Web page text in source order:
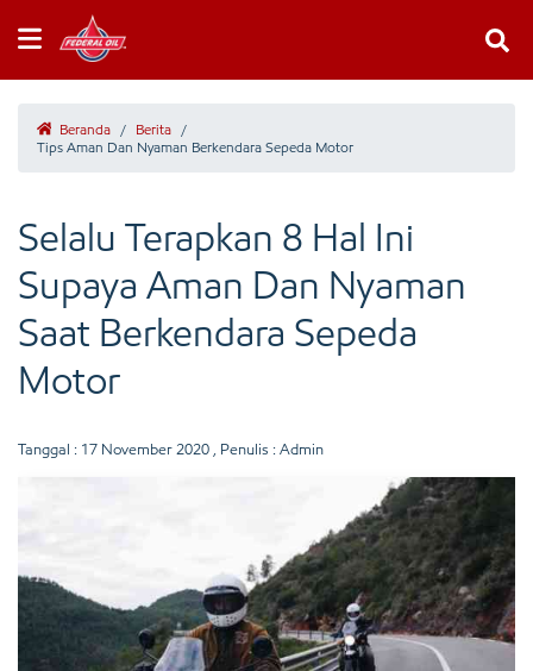
Beranda / Berita /
Tips Aman Dan Nyaman Berkendara Sepeda Motor
Selalu Terapkan 8 Hal Ini
Supaya Aman Dan Nyaman
Saat Berkendara Sepeda
Motor
Tanggal : 17 November 2020 , Penulis : Admin